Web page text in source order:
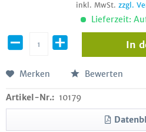
inkl. MwSt. zzgl.
Lieferzeit:
In
Merken Bewerten
Artikel-Nr.: 10179